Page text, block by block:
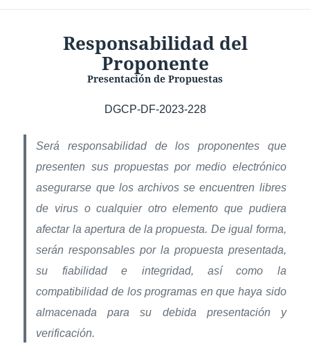
Responsabilidad del
Proponente
Presentación de Propuestas
DGCP-DF-2023-228
Será responsabilidad de los proponentes que
presenten sus propuestas por medio electrónico
asegurarse que los archivos se encuentren libres
de virus o cualquier otro elemento que pudiera
afectar la apertura de la propuesta. De igual forma,
serán responsables por la propuesta presentada,
su fiabilidad e integridad, así como la
compatibilidad de los programas en que haya sido
almacenada para su debida presentación y
verificación.